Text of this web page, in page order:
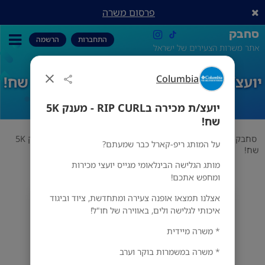
Columbia
יועצ/ת מכירה בRIP CURL - מענק 5K
שח!
על המותג ריפ-קארל כבר שמעתם?
מותג הגלישה הבינלאומי מגייס יועצי מכירות
ומחפש אתכם!
אצלנו תמצאו אופנה צעירה ומתחדשת, ציוד וביגוד
איכותי לגלישה ולים, באווירה של חו"ל!
* משרה מיידית
* משרה במשמרות בוקר וערב
פרסום משרה
סחבק
אתר משרות הצעירים של ישראל
התחברות הרשמה
יועצ/ת מכירה בRIP CURL - מענק 5K שח!
סחבק ספורט
יועצ/ת מכירה בRIP CURL - מענק 5K
שח!
Columbia
מס' אזורים